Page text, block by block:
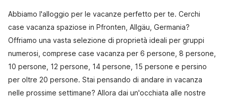
Abbiamo l'alloggio per le vacanze perfetto per te. Cerchi
case vacanza spaziose in Pfronten, Allgäu, Germania?
Offriamo una vasta selezione di proprietà ideali per gruppi
numerosi, comprese case vacanza per 6 persone, 8 persone,
10 persone, 12 persone, 14 persone, 15 persone e persino
per oltre 20 persone. Stai pensando di andare in vacanza
nelle prossime settimane? Allora dai un'occhiata alle nostre